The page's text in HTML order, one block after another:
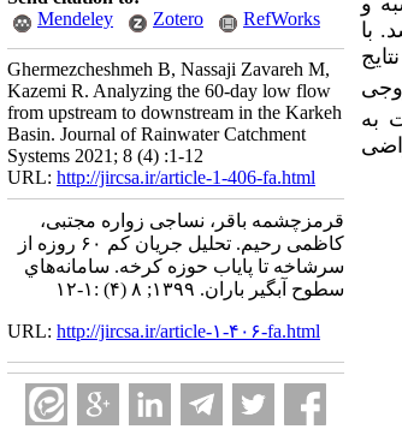
با
به
Mendeley
Zotero RefWorks
Ghermezcheshmeh B, Nassaji Zavareh M,
Kazemi R. Analyzing the 60-day low flow
from upstream to downstream in the Karkeh
Basin. Journal of Rainwater Catchment
Systems 2021; 8 (4) :1-12
URL: http://jircsa.ir/article-1-406-fa.html
قرمزچشمه باقر، نساجی زواره مجتبی،
کاظمی رحیم. تحلیل جریان کم ۶۰ روزه از
سرشاخه تا پایاب حوزه کرخه. سامانه‌هاي
سطوح آبگير باران. ۱۳۹۹; ۸ (۴) :۱-۱۲
URL: http://jircsa.ir/article-۱-۴۰۶-fa.html